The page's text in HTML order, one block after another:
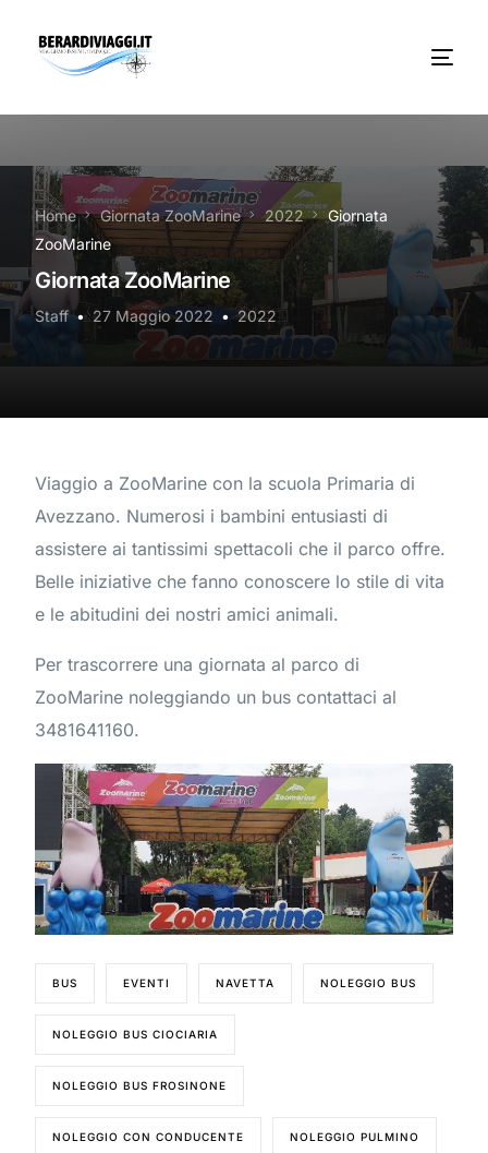
Home Giornata ZooMarine 2022
Giornata
ZooMarine
Giornata ZooMarine
Staff 27 Maggio 2022 2022
Viaggio a ZooMarine con la scuola Primaria di
Avezzano. Numerosi i bambini entusiasti di
assistere ai tantissimi spettacoli che il parco offre.
Belle iniziative che fanno conoscere lo stile di vita
e le abitudini dei nostri amici animali.
Per trascorrere una giornata al parco di
ZooMarine noleggiando un bus contattaci al
3481641160.
BUS EVENTI NAVETTA NOLEGGIO BUS
NOLEGGIO BUS CIOCIARIA
NOLEGGIO BUS FROSINONE
NOLEGGIO CON CONDUCENTE NOLEGGIO PULMINO
Noleggio
Autobus servizi
Vacanze Viaggi Frosinone
News